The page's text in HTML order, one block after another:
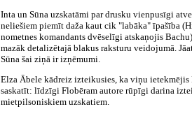
Inta un Sūna uzskatāmi par drusku vienpusīgi
neliešiem piemīt daža kaut cik "labāka" īpašība
nometnes komandants dvēselīgi atskaņojis
mazāk detalizētajā blakus raksturu veidojumā.
Sūna šai ziņā ir izņēmumi.
Elza Ābele kādreiz izteikusies, ka viņu
saskatīt: līdzīgi Flobēram autore rūpīgi darina
mietpilsoniskiem uzskatiem.